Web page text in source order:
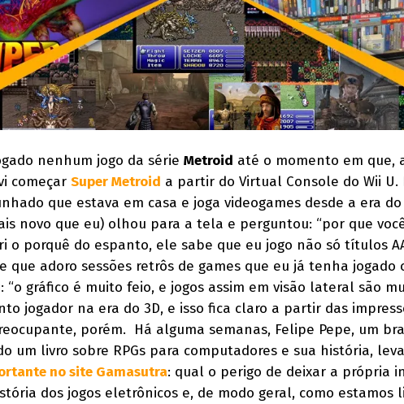
nenhum jogo da série Metroid até o momento em que,
começar Super Metroid a partir do Virtual Console do Wii U.
que estava em casa e joga videogames desde a era
novo que eu) olhou para a tela e perguntou: “por que
o porquê do espanto, ele sabe que eu jogo não só títulos
que adoro sessões retrôs de games que eu já tenha jogado
“o gráfico é muito feio, e jogos assim em visão lateral são
jogador na era do 3D, e isso fica claro a partir das
porém. Há alguma semanas, Felipe Pepe, um
um livro sobre RPGs para computadores e sua história,
no site Gamasutra: qual o perigo de deixar a própria
dos jogos eletrônicos e, de modo geral, como estamos